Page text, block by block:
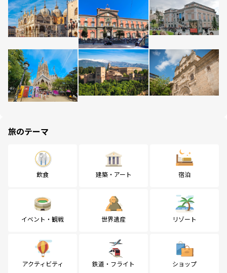
旅のテーマ
飲食 建築・アート 宿泊
イベント・観戦 世界遺産 リゾート
アクティビティ 鉄道・フライト ショップ